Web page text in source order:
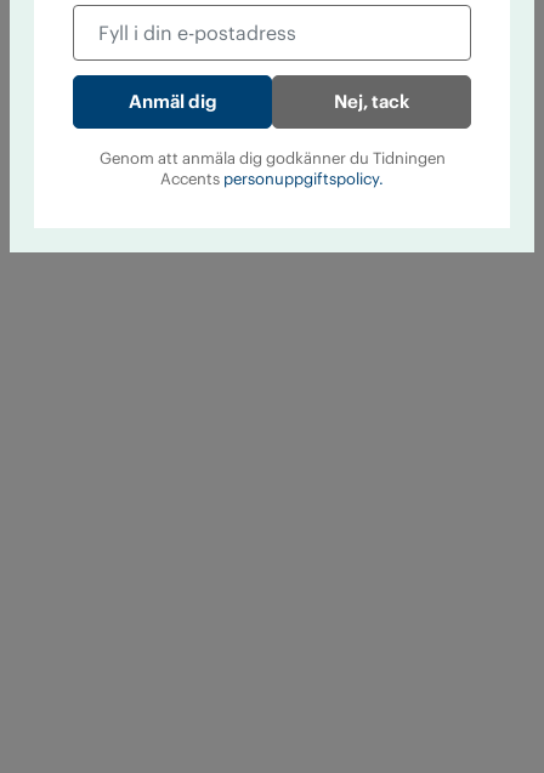
Nej, tack
Genom att anmäla dig godkänner du Tidningen
Accents personuppgiftspolicy.